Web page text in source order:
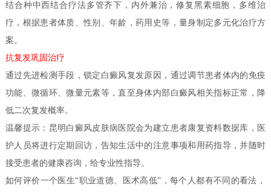
结合种中西结合疗法多管齐下，内外兼治，修复黑素细胞，多维治
疗，根据患者体质、性别、年龄，药用史等，量身制定多元化治疗方
案。
抗复发巩固治疗
通过先进检测手段，锁定白癜风复发原因，通过调节患者体内的免疫
功能、微循环、微量元素等，直至身体内部白癜风相关指标正常，降
低二次复发概率。
温馨提示：昆明白癜风皮肤病医院会为建立患者康复资料数据库，医
护人员将进行定期回访，告知生活中的注意事项和用药指导，并随时
接受患者的健康咨询，给专业性指导。
如何评价一个医生“职业道德、医术高低”，每个人都有不同的看法，